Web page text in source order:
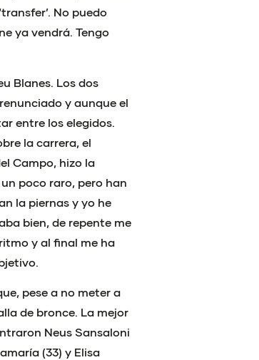
No puedo
ya vendrá. Tengo
Blanes. Los dos
y aunque el
entre los elegidos.
la carrera, el
Campo, hizo la
poco raro, pero han
la piernas y yo he
bien, de repente me
y al final me ha
pese a no meter a
de bronce. La mejor
Neus Sansaloni
(33) y Elisa